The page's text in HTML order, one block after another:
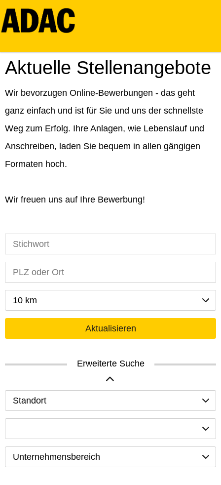
Aktuelle Stellenangebote
Wir bevorzugen Online-Bewerbungen - das geht
ganz einfach und ist für Sie und uns der schnellste
Weg zum Erfolg. Ihre Anlagen, wie Lebenslauf und
Anschreiben, laden Sie bequem in allen gängigen
Formaten hoch.
Wir freuen uns auf Ihre Bewerbung!
10 km
Aktualisieren
Erweiterte Suche
Standort
Unternehmensbereich